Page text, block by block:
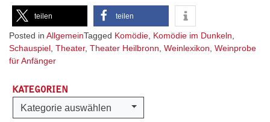
teilen teilen
Posted in AllgemeinTagged Komödie, Komödie im Dunkeln,
Schauspiel, Theater, Theater Heilbronn, Weinlexikon, Weinprobe
für Anfänger
KATEGORIEN
Kategorien
Kategorie auswählen